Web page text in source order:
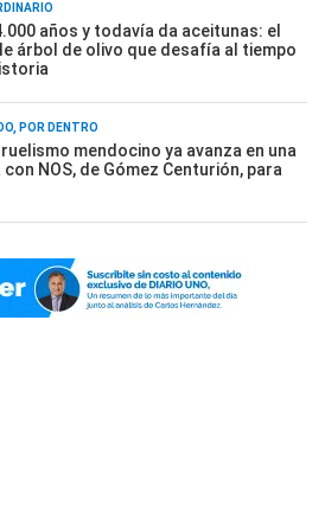
años y todavía da aceitunas: el
árbol de olivo que desafía al tiempo
POR DENTRO
mendocino ya avanza en una
con NOS, de Gómez Centurión, para